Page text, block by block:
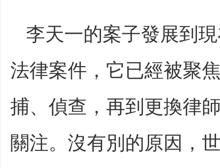
李天一的案子發展到
法律案件，它已經被聚
捕、偵查，再到更換律
關注。沒有別的原因，